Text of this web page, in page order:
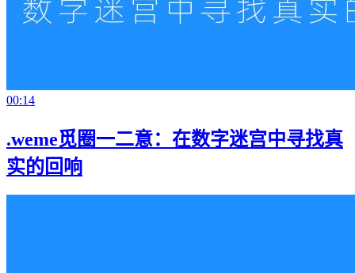
00:14
.weme觅圈一二意：在数字迷宫中寻找真
实的回响